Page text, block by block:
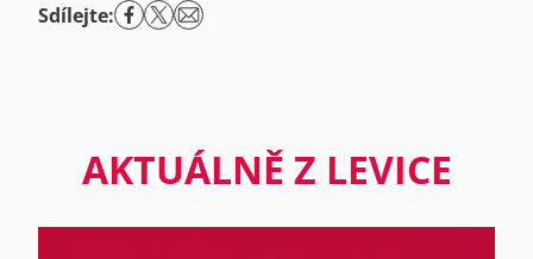
Sdílejte:
AKTUÁLNĚ Z LEVICE